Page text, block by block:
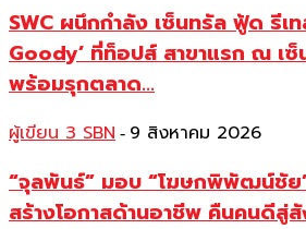
SWC ผนึกกำลัง เซ็นทรัล ฟู้ด รีเ
Goody’ ที่ท็อปส์ สาขาแรก ณ เ
พร้อมรุกตลาด...
ผู้เขียน 3 SBN - 9 สิงหาคม 2026
“จุลพันธ์” มอบ “โฆษกพิพัฒน์ชั
สร้างโอกาสด้านอาชีพ คืนคนดีสู่